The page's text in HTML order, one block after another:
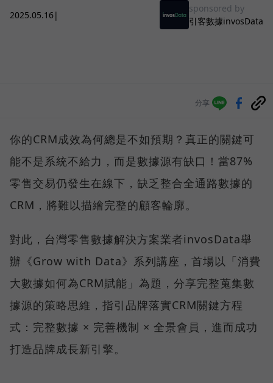
2025.05.16|
sponsored by
引客數據invosData
分享
你的CRM成效為何總是不如預期？真正的關鍵可
能不是系統不給力，而是數據源有缺口！當87%
零售交易仍發生在線下，缺乏整合全通路數據的
CRM，將難以描繪完整的顧客輪廓。
對此，台灣零售數據解決方案業者invosData舉
辦《Grow with Data》系列講座，首場以「消費
大數據如何為CRM賦能」為題，分享完整蒐集數
據源的策略思維，指引品牌落實CRM關鍵方程
式：完整數據 × 完善機制 × 全景會員，進而成功
打造品牌成長新引擎。